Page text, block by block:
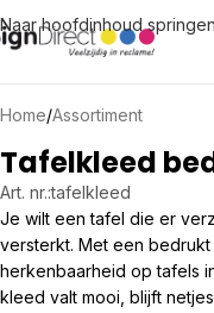
Naar hoofdinhoud springen
Home/Assortiment
Tafelkleed
Art. nr.:tafelkleed
Je wilt een tafel die er
versterkt. Met een
herkenbaarheid op tafels
kleed valt mooi, blijft